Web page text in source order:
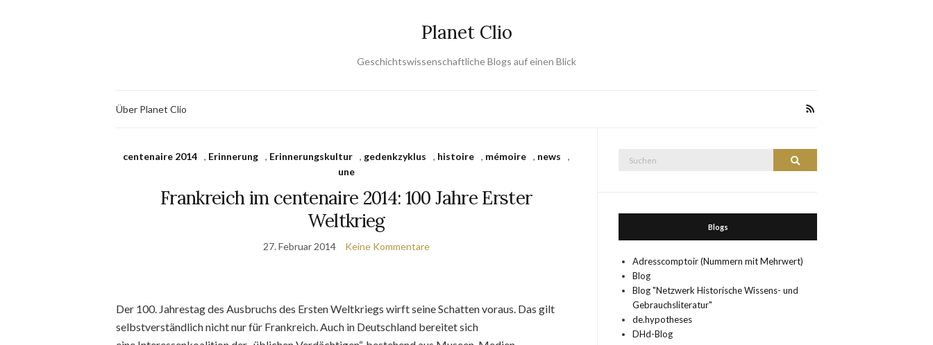
Planet Clio
Geschichtswissenschaftliche Blogs auf einen Blick
Über Planet Clio
centenaire 2014 , Erinnerung , Erinnerungskultur , gedenkzyklus , histoire , mémoire , news
,
une
Frankreich im centenaire 2014: 100 Jahre Erster
Weltkrieg
27. Februar 2014 Keine Kommentare
Der 100. Jahrestag des Ausbruchs des Ersten Weltkriegs wirft seine Schatten voraus. Das gilt
selbstverständlich nicht nur für Frankreich. Auch in Deutschland bereitet sich
Suchen
Blogs
Adresscomptoir (Nummern mit Mehrwert)
Blog
Blog "Netzwerk Historische Wissens- und
Gebrauchsliteratur"
de.hypotheses
DHd-Blog